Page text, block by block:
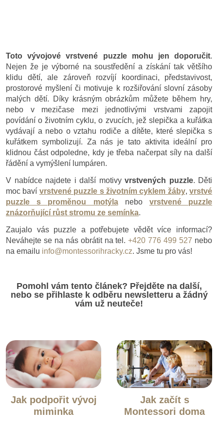
Toto vývojové vrstvené puzzle mohu jen doporučit.
Nejen že je výborné na soustředění a získání tak většího
klidu dětí, ale zároveň rozvíjí koordinaci, představivost,
prostorové myšlení či motivuje k rozšiřování slovní zásoby
malých dětí. Díky krásným obrázkům můžete během hry,
nebo v mezičase mezi jednotlivými vrstvami zapojit
povídání o životním cyklu, o zvucích, jež slepička a kuřátka
vydávají a nebo o vztahu rodiče a dítěte, které slepička s
kuřátkem symbolizují. Za nás je tato aktivita ideální pro
klidnou část odpoledne, kdy je třeba načerpat síly na další
řádění a vymýšlení lumpáren.
V nabídce najdete i další motivy vrstvených puzzle. Děti
moc baví vrstvené puzzle s životním cyklem žáby, vrstvé
puzzle s proměnou motýlanebo vrstvené puzzle
znázorňující růst stromu ze semínka.
Zaujalo vás puzzle a potřebujete vědět více informací?
Neváhejte se na nás obrátit na tel.+420 776 499 527 nebo
na emailu info@montessorihracky.cz. Jsme tu pro vás!
Pomohl vám tento článek? Přejděte na další,
nebo se přihlaste k odběru newsletteru a žádný
vám už neuteče!
Jak podpořit vývoj
miminka
Jak začít s
Montessori doma